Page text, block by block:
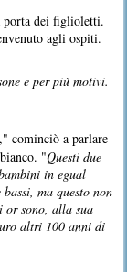
porta dei figlioletti.
agli ospiti.
e per più motivi.
," cominciò a parlare
"Questi due
in egual
ma questo non
or sono, alla sua
altri 100 anni di